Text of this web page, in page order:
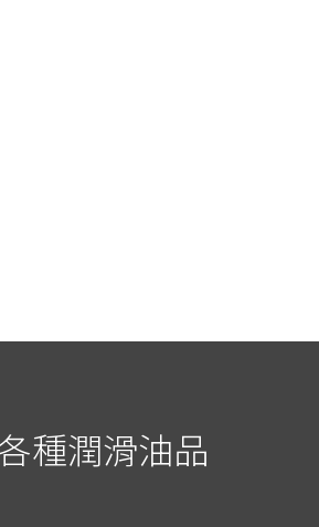
種潤滑油品